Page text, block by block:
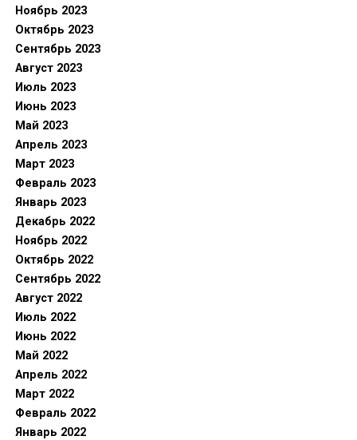
Ноябрь 2023
Октябрь 2023
Сентябрь 2023
Август 2023
Июль 2023
Июнь 2023
Май 2023
Апрель 2023
Март 2023
Февраль 2023
Январь 2023
Декабрь 2022
Ноябрь 2022
Октябрь 2022
Сентябрь 2022
Август 2022
Июль 2022
Июнь 2022
Май 2022
Апрель 2022
Март 2022
Февраль 2022
Январь 2022